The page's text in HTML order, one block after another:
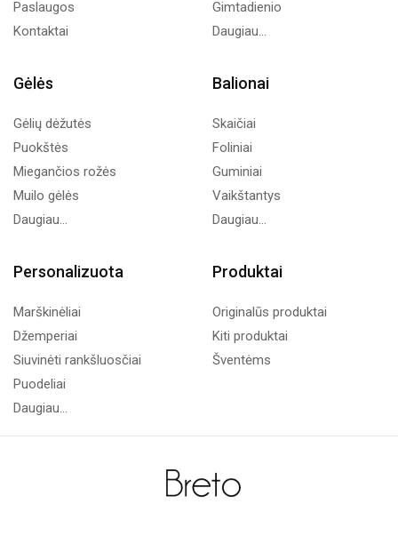
Paslaugos
Kontaktai
Gimtadienio
Daugiau...
Gėlės
Gėlių dėžutės
Puokštės
Miegančios rožės
Muilo gėlės
Daugiau...
Balionai
Skaičiai
Foliniai
Guminiai
Vaikštantys
Daugiau...
Personalizuota
Marškinėliai
Džemperiai
Siuvinėti rankšluosčiai
Puodeliai
Daugiau...
Produktai
Originalūs produktai
Kiti produktai
Šventėms